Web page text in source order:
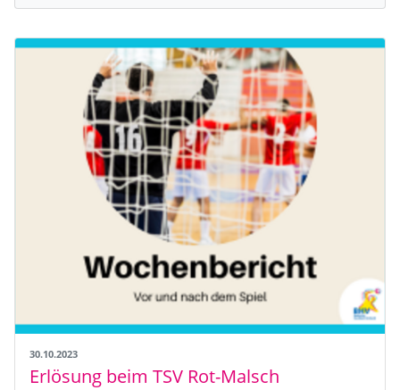
30.10.2023
Erlösung beim TSV Rot-Malsch